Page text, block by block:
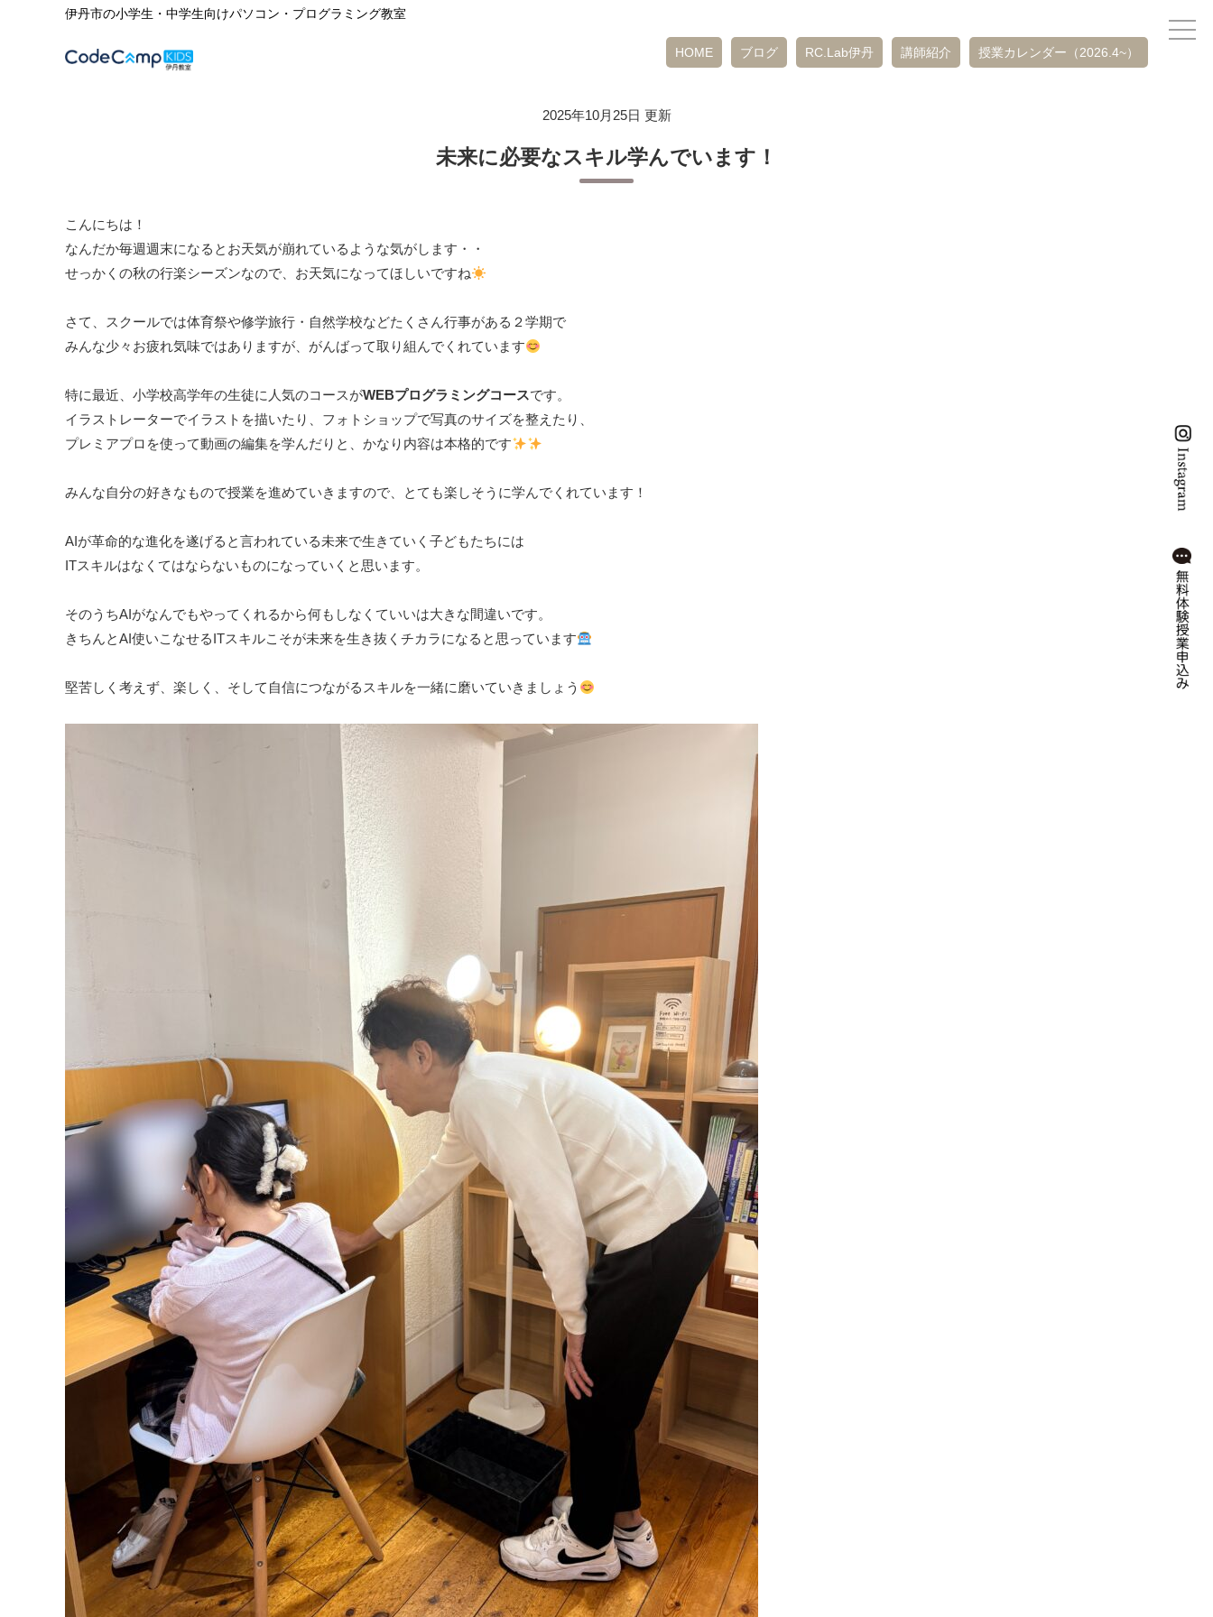
伊丹市の小学生・中学生向けパソコン・プログラミング教室
HOME ブログ RC.Lab伊丹 講師紹介 授業カレンダー（2026.4~）
2025年10月25日 更新
未来に必要なスキル学んでいます！
こんにちは！
なんだか毎週週末になるとお天気が崩れているような気がします・・
せっかくの秋の行楽シーズンなので、お天気になってほしいですね
さて、スクールでは体育祭や修学旅行・自然学校などたくさん行事がある２学期で
みんな少々お疲れ気味ではありますが、がんばって取り組んでくれています
特に最近、小学校高学年の生徒に人気のコースがWEBプログラミングコースです。
イラストレーターでイラストを描いたり、フォトショップで写真のサイズを整えたり、
プレミアプロを使って動画の編集を学んだりと、かなり内容は本格的です
みんな自分の好きなもので授業を進めていきますので、とても楽しそうに学んでくれています！
AIが革命的な進化を遂げると言われている未来で生きていく子どもたちには
ITスキルはなくてはならないものになっていくと思います。
そのうちAIがなんでもやってくれるから何もしなくていいは大きな間違いです。
きちんとAI使いこなせるITスキルこそが未来を生き抜くチカラになると思っています
堅苦しく考えず、楽しく、そして自信につながるスキルを一緒に磨いていきましょう